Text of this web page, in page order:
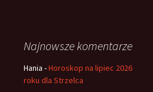
Najnowsze komentarze
Hania -Horoskop na lipiec 2026
roku dla Strzelca